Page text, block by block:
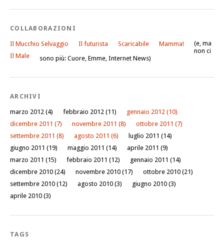
COLLABORAZIONI
Il Mucchio Selvaggio Il futurista Scaricabile
Mamma!
Il Male
(e, ma
non ci
sono più: Cuore, Emme, Internet News)
ARCHIVI
marzo 2012 (4) febbraio 2012 (11) gennaio 2012 (10)
dicembre 2011 (7) novembre 2011 (8) ottobre 2011 (7)
settembre 2011 (8) agosto 2011 (6) luglio 2011 (14)
giugno 2011 (19) maggio 2011 (14) aprile 2011 (9)
marzo 2011 (15) febbraio 2011 (12) gennaio 2011 (14)
dicembre 2010 (24) novembre 2010 (17) ottobre 2010 (21)
settembre 2010 (12) agosto 2010 (3) giugno 2010 (3)
aprile 2010 (3)
TAGS